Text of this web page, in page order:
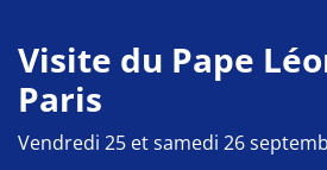
Visite du Pape
Paris
Vendredi 25 et samedi 26